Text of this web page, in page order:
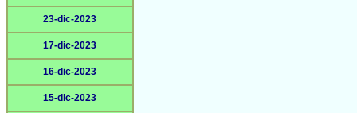
23-dic-2023
17-dic-2023
16-dic-2023
15-dic-2023